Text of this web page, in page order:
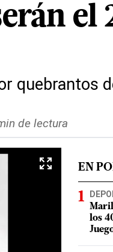
el
quebrantos
de lectura
EN
los